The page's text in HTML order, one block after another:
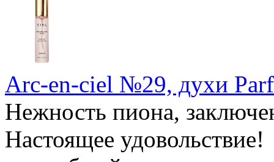
Arc-en-ciel №29, духи
Нежность пиона,
Настоящее